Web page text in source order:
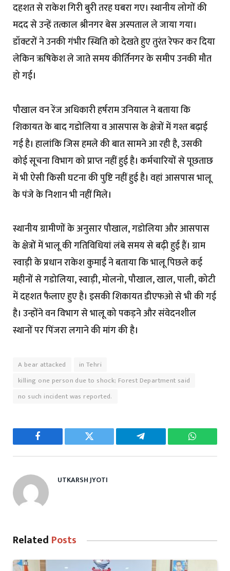
दहशत से राकेश गिरी बुरी तरह घबरा गए। स्थानीय लोगों की
मदद से उन्हें तत्काल श्रीनगर बेस अस्पताल ले जाया गया।
डॉक्टरों ने उनकी गंभीर स्थिति को देखते हुए तुरंत रेफर कर दिया
लेकिन ऋषिकेश ले जाते समय कीर्तिनगर के समीप उनकी मौत
हो गई।
पौखाल वन रेंज अधिकारी हर्षराम उनियाल ने बताया कि
शिकायत के बाद गडोलिया व आसपास के क्षेत्रों में गश्त बढ़ाई
गई है। हालांकि जिस हमले की बात सामने आ रही है, उसकी
कोई सूचना विभाग को प्राप्त नहीं हुई है। कर्मचारियों से पूछताछ
में भी ऐसी किसी घटना की पुष्टि नहीं हुई है। वहां आसपास भालू
के पंजे के निशान भी नहीं मिले।
स्थानीय ग्रामीणों के अनुसार पौखाल, गडोलिया और आसपास
के क्षेत्रों में भालू की गतिविधियां लंबे समय से बढ़ी हुई हैं। ग्राम
स्वाड़ी के प्रधान राकेश कुमाईं ने बताया कि भालू पिछले कई
महीनों से गडोलिया, स्वाड़ी, मोलनो, पौखाल, खाल, पाली, कोटी
में दहशत फैलाए हुए है। इसकी शिकायत डीएफओ से भी की गई
है। उन्होंने वन विभाग से भालू को पकड़ने और संवेदनशील
स्थानों पर पिंजरा लगाने की मांग की है।
A bear attacked
in Tehri
killing one person due to shock; Forest Department said
no such incident was reported.
Facebook Twitter Telegram
UTKARSH JYOTI
Related Posts